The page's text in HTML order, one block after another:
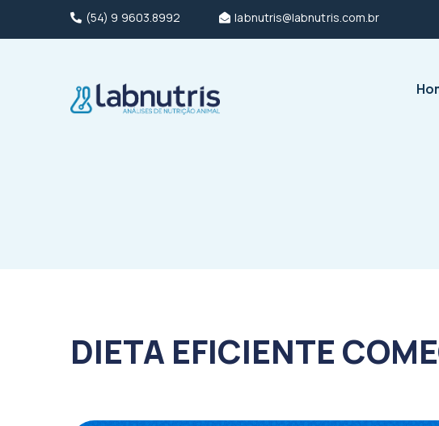
(54) 9 9603.8992 labnutris@labnutris.com.br
DIETA EFICIENTE